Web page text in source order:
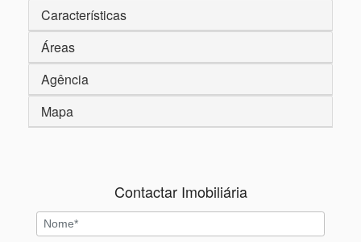
Características
Áreas
Agência
Mapa
Contactar Imobiliária